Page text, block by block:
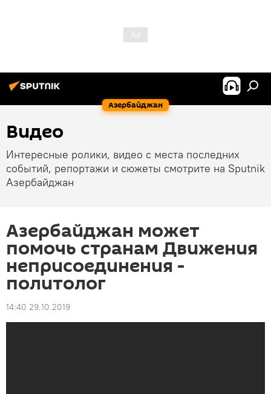
Азербайджан
Видео
Интересные ролики, видео с места последних
событий, репортажи и сюжеты смотрите на Sputnik
Азербайджан
Азербайджан может
помочь странам Движения
неприсоединения -
политолог
14:40 29.10.2019